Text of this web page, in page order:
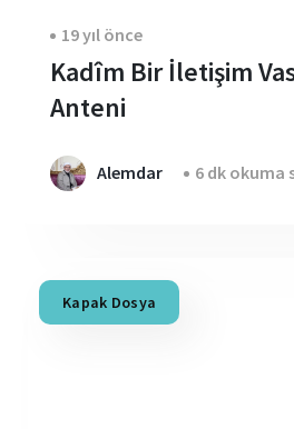
19 yıl önce
Kadîm Bir İletişim
Anteni
Alemdar 6 dk okuma
Kapak Dosya